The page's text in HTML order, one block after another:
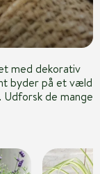
med dekorativ
byder på et væld
de mange